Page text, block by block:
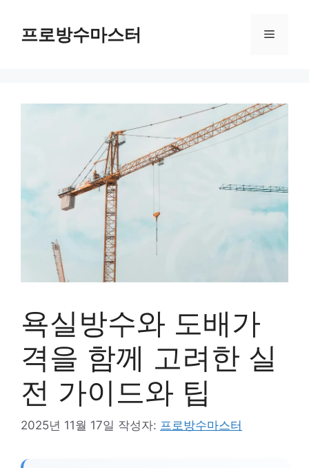
프로방수마스터 메
욕실방수와 도배가
격을 함께 고려한 실
전 가이드와 팁
2025년 11월 17일 작성자: 프로방수마스터